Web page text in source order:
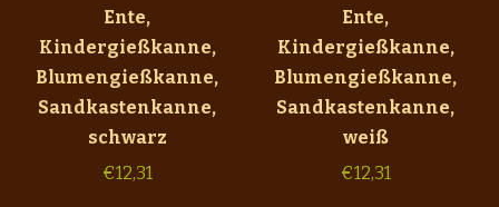
Ente,
Kindergießkanne,
Blumengießkanne,
Sandkastenkanne,
schwarz
€12,31
Ente,
Kindergießkanne,
Blumengießkanne,
Sandkastenkanne,
weiß
€12,31